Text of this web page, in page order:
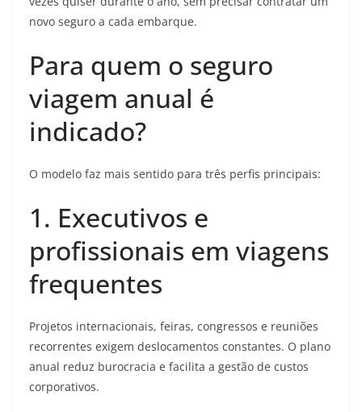
novo seguro a cada embarque.
Para quem o seguro
viagem anual é
indicado?
O modelo faz mais sentido para três perfis principais:
1. Executivos e
profissionais em viagens
frequentes
Projetos internacionais, feiras, congressos e reuniões
recorrentes exigem deslocamentos constantes. O plano
anual reduz burocracia e facilita a gestão de custos
corporativos.